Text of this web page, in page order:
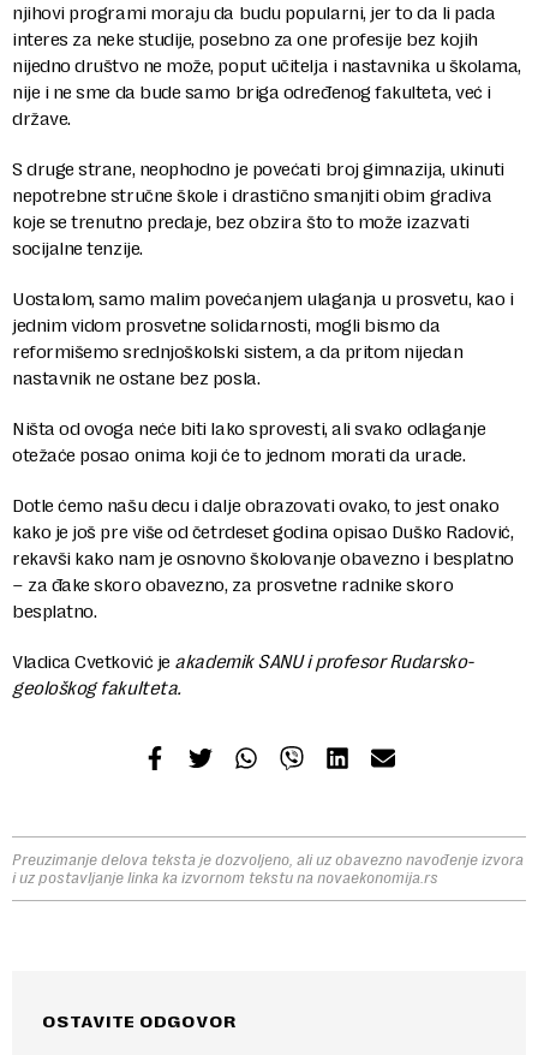
njihovi programi moraju da budu popularni, jer to da li pada
interes za neke studije, posebno za one profesije bez kojih
nijedno društvo ne može, poput učitelja i nastavnika u školama,
nije i ne sme da bude samo briga određenog fakulteta, već i
države.
S druge strane, neophodno je povećati broj gimnazija, ukinuti
nepotrebne stručne škole i drastično smanjiti obim gradiva
koje se trenutno predaje, bez obzira što to može izazvati
socijalne tenzije.
Uostalom, samo malim povećanjem ulaganja u prosvetu, kao i
jednim vidom prosvetne solidarnosti, mogli bismo da
reformišemo srednjoškolski sistem, a da pritom nijedan
nastavnik ne ostane bez posla.
Ništa od ovoga neće biti lako sprovesti, ali svako odlaganje
otežaće posao onima koji će to jednom morati da urade.
Dotle ćemo našu decu i dalje obrazovati ovako, to jest onako
kako je još pre više od četrdeset godina opisao Duško Radović,
rekavši kako nam je osnovno školovanje obavezno i besplatno
– za đake skoro obavezno, za prosvetne radnike skoro
besplatno.
Vladica Cvetković je akademik SANU i profesor Rudarsko-
geološkog fakulteta.
Preuzimanje delova teksta je dozvoljeno, ali uz obavezno navođenje izvora
i uz postavljanje linka ka izvornom tekstu na novaekonomija.rs
OSTAVITE ODGOVOR